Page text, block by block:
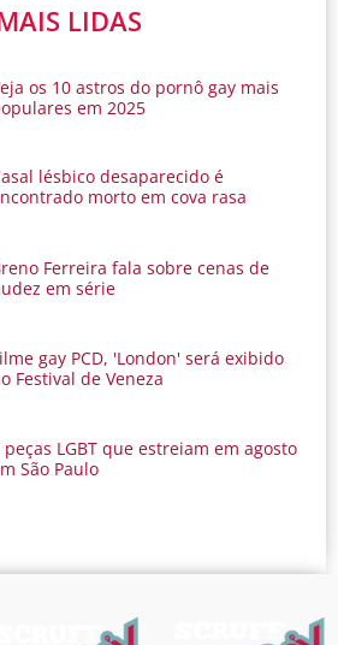
LIDAS
os 10 astros do pornô gay mais
em 2025
lésbico desaparecido é
morto em cova rasa
Ferreira fala sobre cenas de
em série
gay PCD, 'London' será exibido
Festival de Veneza
peças LGBT que estreiam em agosto
São Paulo